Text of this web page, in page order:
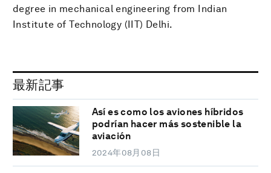
degree in mechanical engineering from Indian
Institute of Technology (IIT) Delhi.
最新記事
Así es como los aviones híbridos
podrían hacer más sostenible la
aviación
2024年08月08日